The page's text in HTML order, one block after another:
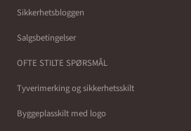
Sikkerhetsbloggen
Salgsbetingelser
OFTE STILTE SPØRSMÅL
Tyverimerking og sikkerhetsskilt
Byggeplasskilt med logo